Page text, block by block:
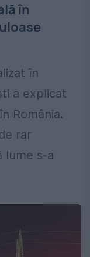
în
în
a explicat
România.
rar
lume s-a